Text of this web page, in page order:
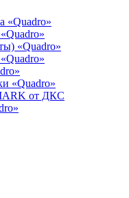
«Quadro»
«Quadro»
«Quadro»
от ДКС